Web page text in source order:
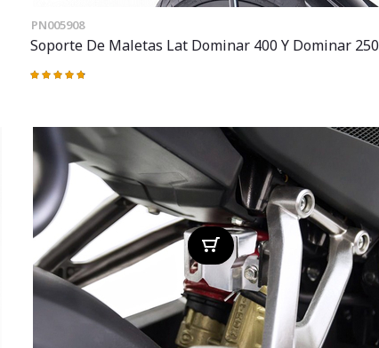
PN005908
Soporte De Maletas Lat Dominar 400 Y Dominar 250
Valoración: